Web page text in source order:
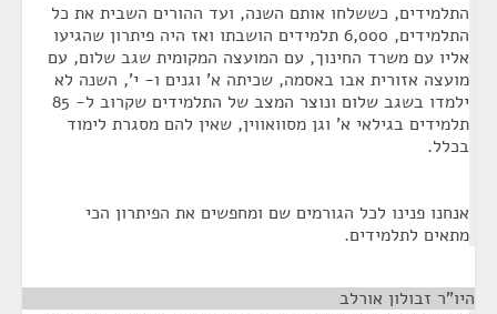
התלמידים, כששלחו אותם השנה, ועד ההורים השבית את כל
התלמידים, 6,000 תלמידים הושבתו ואז היה פיתרון שהגיעו
אליו עם משרד החינוך, עם המועצה המקומית שגב שלום, עם
מועצה אזורית אבו באסמה, שכיתה א' וגנים ו- י', השנה לא
ילמדו בשגב שלום ונוצר המצב של התלמידים שקרוב ל- 85
תלמידים בגילאי א' וגן מסוואווין, שאין להם מסגרת לימוד
בכלל.
אנחנו פנינו לכל הגורמים שם ומחפשים את הפיתרון הכי
מתאים לתלמידים.
היו"ר זבולון אורלב